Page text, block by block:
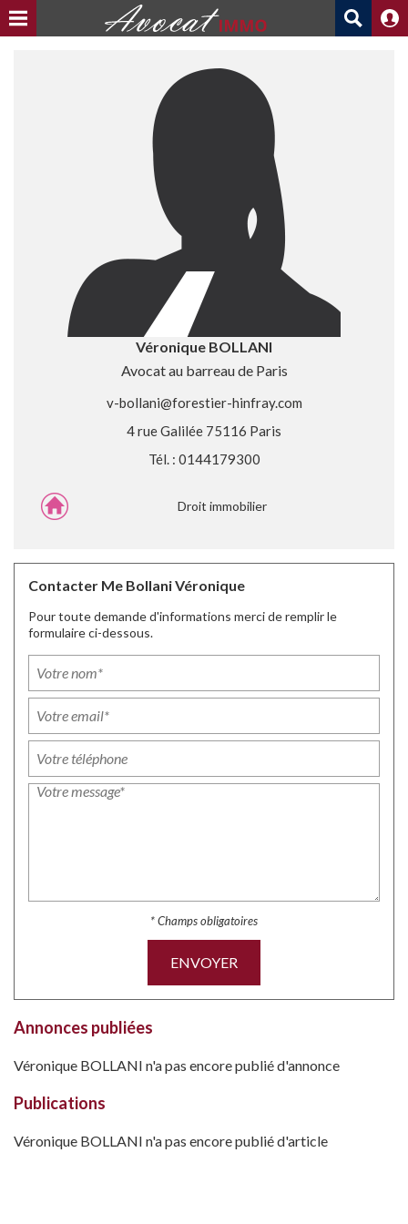
Véronique BOLLANI
Avocat au barreau de Paris
v-bollani@forestier-hinfray.com
4 rue Galilée 75116 Paris
Tél. : 0144179300
Droit immobilier
Contacter Me Bollani Véronique
Pour toute demande d'informations merci de remplir le
formulaire ci-dessous.
* Champs obligatoires
ENVOYER
Annonces publiées
Véronique BOLLANI n'a pas encore publié d'annonce
Publications
Véronique BOLLANI n'a pas encore publié d'article